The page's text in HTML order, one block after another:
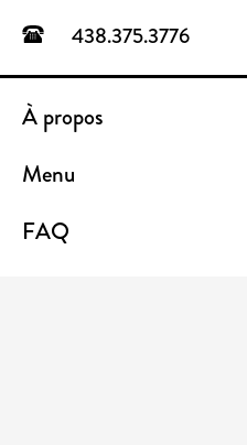
438.375.3776
À propos
Menu
FAQ